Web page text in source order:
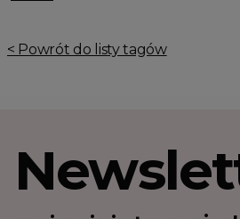
< Powrót do listy tagów